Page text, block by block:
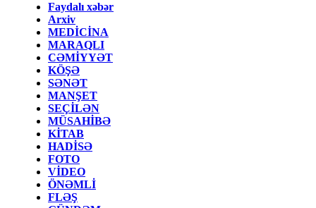
Faydalı xəbər
Arxiv
MEDİCİNA
MARAQLI
CƏMİYYƏT
KÖŞƏ
SƏNƏT
MANŞET
SEÇİLƏN
MÜSAHİBƏ
KİTAB
HADİSƏ
FOTO
VİDEO
ÖNƏMLİ
FLƏŞ